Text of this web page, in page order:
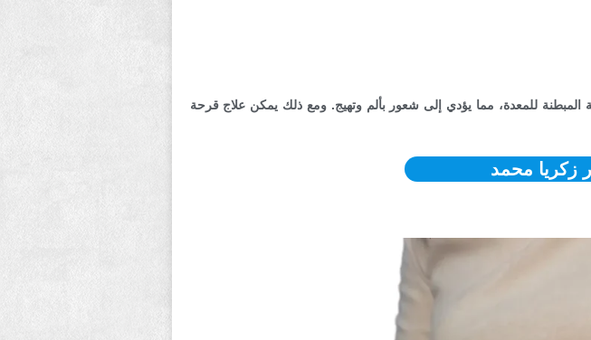
للمعدة، مما يؤدي إلى شعور بألم وتهيج. ومع ذلك يمكن علاج قرحة
زكريا محمد